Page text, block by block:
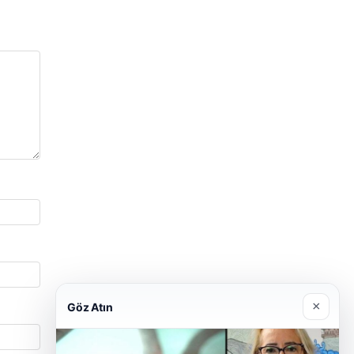
Göz Atın ×